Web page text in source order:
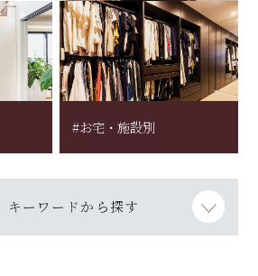
#お宅・施設別
キーワードから探す